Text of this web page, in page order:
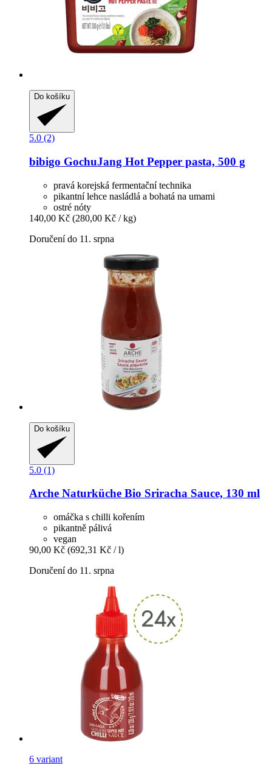
Do košíku
5.0 (2)
bibigo GochuJang Hot Pepper pasta, 500 g
pravá korejská fermentační technika
pikantní lehce nasládlá a bohatá na umami
ostré nóty
140,00 Kč (280,00 Kč / kg)
Doručení do 11. srpna
Do košíku
5.0 (1)
Arche Naturküche Bio Sriracha Sauce, 130 ml
omáčka s chilli kořením
pikantně pálivá
vegan
90,00 Kč (692,31 Kč / l)
Doručení do 11. srpna
6 variant